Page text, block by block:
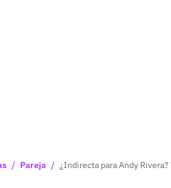
/ Pareja / ¿Indirecta para Andy Rivera?